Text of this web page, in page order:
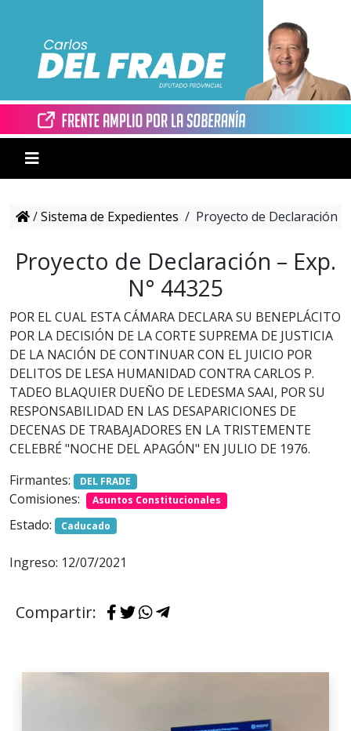
/Sistema de Expedientes / Proyecto de Declaración –
Proyecto de Declaración – Exp.
N° 44325
POR EL CUAL ESTA CÁMARA DECLARA SU BENEPLÁCITO
POR LA DECISIÓN DE LA CORTE SUPREMA DE JUSTICIA
DE LA NACIÓN DE CONTINUAR CON EL JUICIO POR
DELITOS DE LESA HUMANIDAD CONTRA CARLOS P.
TADEO BLAQUIER DUEÑO DE LEDESMA SAAI, POR SU
RESPONSABILIDAD EN LAS DESAPARICIONES DE
DECENAS DE TRABAJADORES EN LA TRISTEMENTE
CELEBRÉ "NOCHE DEL APAGÓN" EN JULIO DE 1976.
Firmantes:
DEL FRADE
Comisiones: Asuntos Constitucionales
Estado: Caducado
Ingreso: 12/07/2021
Compartir: